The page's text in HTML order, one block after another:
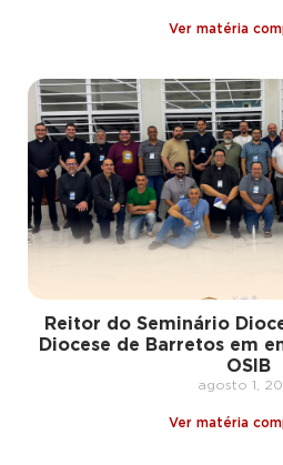
Ver matéria
Reitor do Seminário
Diocese de Barretos em
OSIB
agosto 1,
Ver matéria